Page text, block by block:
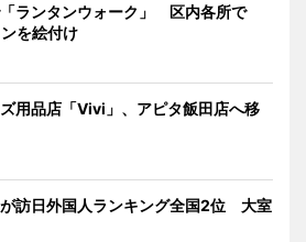
ランタンウォーク」 区内各所で
を絵付け
用品店「Vivi」、アピタ飯田店へ移
訪日外国人ランキング全国2位 大室